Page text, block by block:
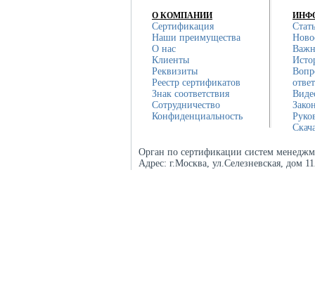
О КОМПАНИИ
Сертификация
Наши преимущества
О нас
Клиенты
Реквизиты
Реестр сертификатов
Знак соответствия
Сотрудничество
Конфиденциальность
Орган по сертификации систем
Адрес: г.Москва, ул.Селезневская, дом